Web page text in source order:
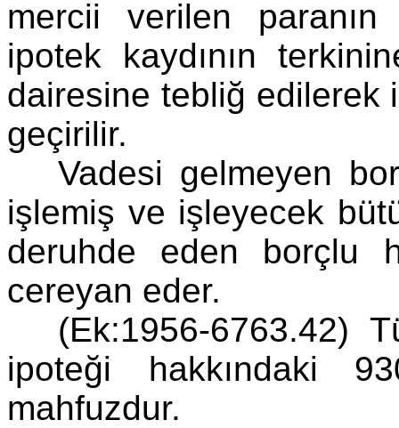
mercii verilen paranın
ipotek kaydının
dairesine tebliğ edilerek
geçirilir.
Vadesi gelmeyen
işlemiş ve işleyecek
deruhde eden borçlu
cereyan eder.
(Ek:1956-6763.42)
ipoteği hakkındaki
mahfuzdur.